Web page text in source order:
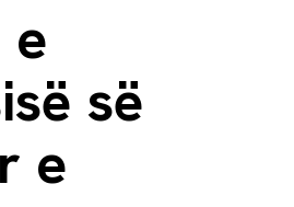
e
së
e